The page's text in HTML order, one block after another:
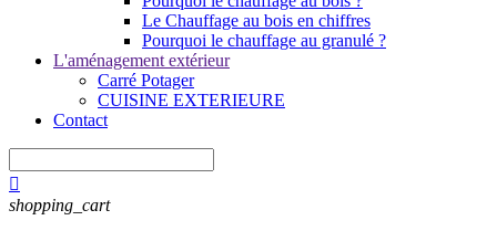
Le Chauffage au bois en chiffres
Pourquoi le chauffage au granulé ?
L'aménagement extérieur
Carré Potager
CUISINE EXTERIEURE
Contact

shopping_cart